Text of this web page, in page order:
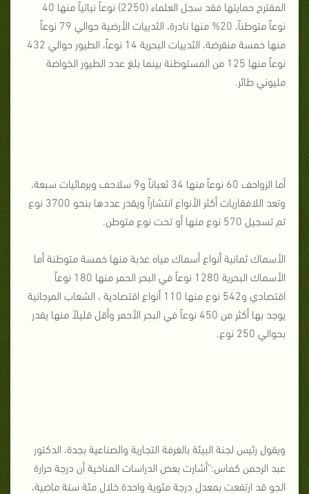
المقترح حمايتها فقد سجل العلماء (2250) نوعاً نباتياً منها 40
نوعاً متوطناً، 20% منها نادرة، الثدييات الأرضية حوالي 79 نوعاً
منها خمسة منقرضة، الثدييات البحرية 14 نوعاً، الطيور حوالي 432
نوعاً منها 125 من المستوطنة بينما بلغ عدد الطيور الخواضة
مليوني طائر.
أما الزواحف 60 نوعاً منها 34 ثعباناً و9 سلاحف وبرمائيات سبعة،
وتعد اللافقاريات أكثر الأنواع انتشاراً ويقدر عددها بنحو 3700 نوع
تم تسجيل 570 نوع منها أو تحت نوع متوطن.
الأسماك ثمانية أنواع أسماك مياه عذبة منها خمسة متوطنة أما
الأسماك البحرية 1280 نوعاً في البحر الحمر منها 180 نوعاً
اقتصادي و542 نوع منها 110 أنواع اقتصادية ، الشعاب المرجانية
يوجد بها أكثر من 450 نوعاً في البحر الأحمر وأقل قليلاً منها يقدر
بحوالي 250 نوع.
ويقول رئيس لجنة البيئة بالغرفة التجارية والصناعية بجدة، الدكتور
عبد الرحمن كماس:"أشارت بعض الدراسات المناخية أن درجة حرارة
الجو قد ارتفعت بمعدل درجة مئوية واحدة خلال مئة سنة ماضية،